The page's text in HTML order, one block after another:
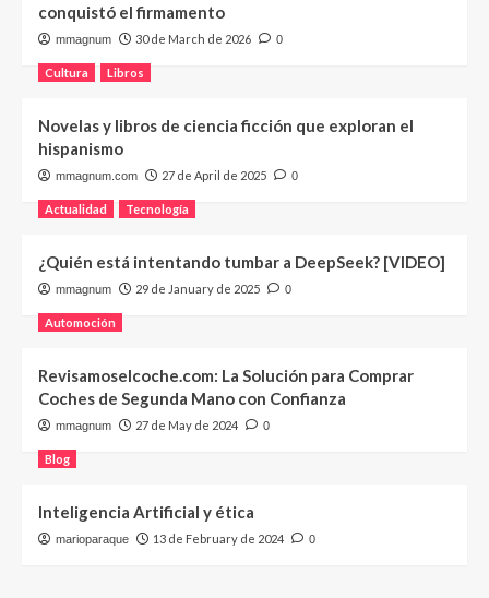
conquistó el firmamento
mmagnum 30 de March de 2026 0
Cultura Libros
Novelas y libros de ciencia ficción que exploran el
hispanismo
mmagnum.com 27 de April de 2025 0
Actualidad Tecnología
¿Quién está intentando tumbar a DeepSeek? [VIDEO]
mmagnum 29 de January de 2025 0
Automoción
Revisamoselcoche.com: La Solución para Comprar
Coches de Segunda Mano con Confianza
mmagnum 27 de May de 2024 0
Blog
Inteligencia Artificial y ética
marioparaque 13 de February de 2024 0